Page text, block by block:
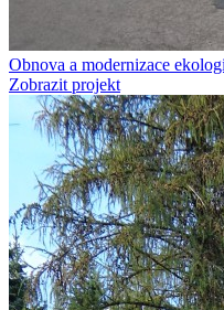
Obnova a modernizace
Zobrazit projekt